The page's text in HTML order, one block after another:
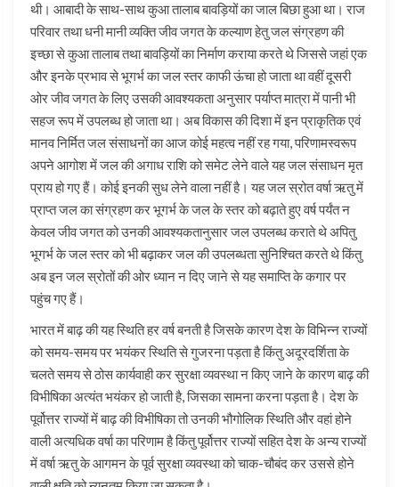
थी। आबादी के साथ-साथ कुआ तालाब बावड़ियों का जाल बिछा हुआ था। राज
परिवार तथा धनी मानी व्यक्ति जीव जगत के कल्याण हेतु जल संग्रहण की
इच्छा से कुआ तालाब तथा बावड़ियों का निर्माण कराया करते थे जिससे जहां एक
और इनके प्रभाव से भूगर्भ का जल स्तर काफी ऊंचा हो जाता था वहीं दूसरी
ओर जीव जगत के लिए उसकी आवश्यकता अनुसार पर्याप्त मात्रा में पानी भी
सहज रूप में उपलब्ध हो जाता था। अब विकास की दिशा में इन प्राकृतिक एवं
मानव निर्मित जल संसाधनों का आज कोई महत्व नहीं रह गया, परिणामस्वरूप
अपने आगोश में जल की अगाध राशि को समेट लेने वाले यह जल संसाधन मृत
प्राय हो गए हैं। कोई इनकी सुध लेने वाला नहीं है। यह जल स्रोत वर्षा ऋतु में
प्राप्त जल का संग्रहण कर भूगर्भ के जल के स्तर को बढ़ाते हुए वर्ष पर्यंत न
केवल जीव जगत को उनकी आवश्यकतानुसार जल उपलब्ध कराते थे अपितु
भूगर्भ के जल स्तर को भी बढ़ाकर जल की उपलब्धता सुनिश्चित करते थे किंतु
अब इन जल स्रोतों की ओर ध्यान न दिए जाने से यह समाप्ति के कगार पर
पहुंच गए हैं।
भारत में बाढ़ की यह स्थिति हर वर्ष बनती है जिसके कारण देश के विभिन्न राज्यों
को समय-समय पर भयंकर स्थिति से गुजरना पड़ता है किंतु अदूरदर्शिता के
चलते समय से ठोस कार्यवाही कर सुरक्षा व्यवस्था न किए जाने के कारण बाढ़ की
विभीषिका अत्यंत भयंकर हो जाती है, जिसका सामना करना पड़ता है। देश के
पूर्वोत्तर राज्यों में बाढ़ की विभीषिका तो उनकी भौगोलिक स्थिति और वहां होने
वाली अत्यधिक वर्षा का परिणाम है किंतु पूर्वोत्तर राज्यों सहित देश के अन्य राज्यों
में वर्षा ऋतु के आगमन के पूर्व सुरक्षा व्यवस्था को चाक-चौबंद कर उससे होने